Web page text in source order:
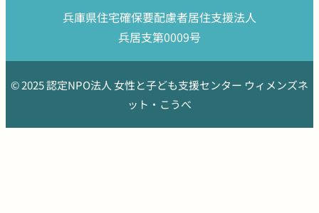
兵庫県住宅確保要配慮者居住支援法人
兵居支第0009号
© 2025 認定NPO法人 女性と子ども支援センター ウィメンズネ
ット・こうべ